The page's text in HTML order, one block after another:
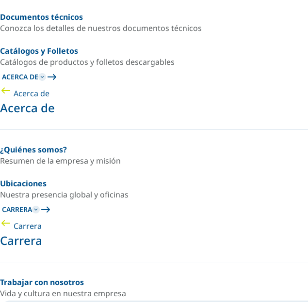
Documentos técnicos
Conozca los detalles de nuestros documentos técnicos
Catálogos y Folletos
Catálogos de productos y folletos descargables
ACERCA DE
Acerca de
Acerca de
¿Quiénes somos?
Resumen de la empresa y misión
Ubicaciones
Nuestra presencia global y oficinas
CARRERA
Carrera
Carrera
Trabajar con nosotros
Vida y cultura en nuestra empresa